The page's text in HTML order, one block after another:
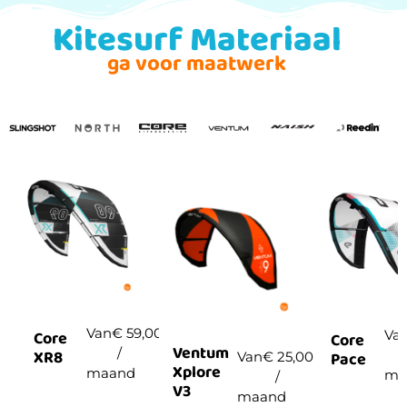
Kitesurf Materiaal
ga voor maatwerk
Core
XR8
Van€ 59,00
/
maand
Ventum
Xplore
V3
Van€25,00
/
maand
Core
Pace